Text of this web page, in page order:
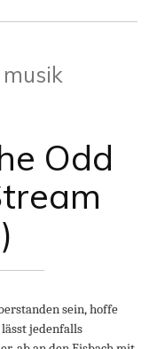
musik
Odd
sein, hoffe
jedenfalls